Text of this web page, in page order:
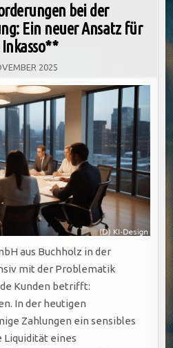
bei der
Ein neuer Ansatz für
Inkasso**
2025
aus Buchholz in der
mit der Problematik
Kunden betrifft:
In der heutigen
Zahlungen ein sensibles
Liquidität eines